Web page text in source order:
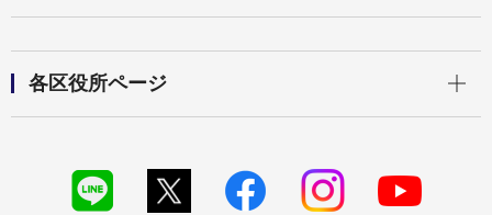
各区役所ページ